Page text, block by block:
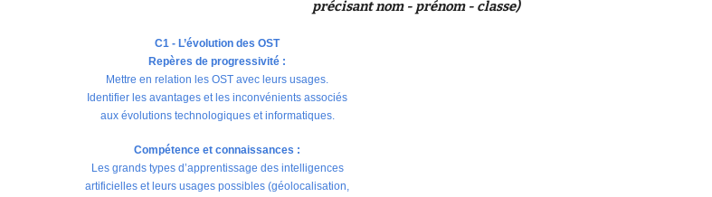
précisant nom - prénom - classe)
C1 - L’évolution des OST
Repères de progressivité :
Mettre en relation les OST avec leurs usages.
Identifier les avantages et les inconvénients associés
aux évolutions technologiques et informatiques.
Compétence et connaissances :
Les grands types d’apprentissage des intelligences
artificielles et leurs usages possibles (géolocalisation,